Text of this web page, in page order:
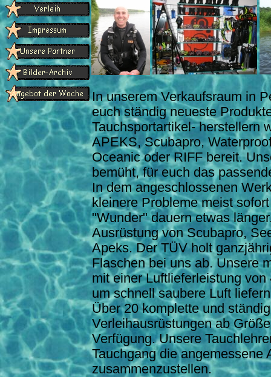
In unserem Verkaufsraum in
euch ständig neueste
Tauchsportartikel- herstellern
APEKS, Scubapro,
Oceanic oder RIFF bereit.
bemüht, für euch das
In dem angeschlossenen
kleinere Probleme meist
"Wunder" dauern etwas
Ausrüstung von Scubapro,
Apeks. Der TÜV holt
Flaschen bei uns ab. Unsere
mit einer Luftlieferleistung
um schnell saubere Luft
Über 20 komplette und
Verleihausrüstungen ab
Verfügung. Unsere
Tauchgang die angemessene
zusammenzustellen.